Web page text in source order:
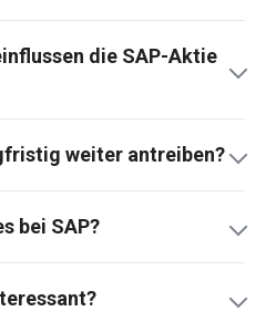
die SAP-Aktie
weiter antreiben?
bei SAP?